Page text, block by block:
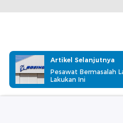
Artikel Selanjutnya
Pesawat Bermasalah
Lakukan Ini